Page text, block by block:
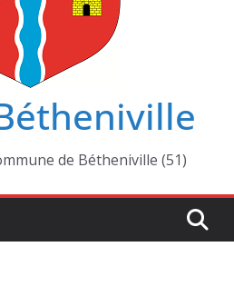
de Bétheniville (51)